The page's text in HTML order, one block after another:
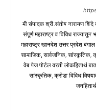
मी संपादक श्री.संतोष नारायण शिंदे
संपूर्ण महाराष्ट्र व विविध राज्यातून
महाराष्ट्र खानदेश उत्तर प्रदेश
सामाजिक, सार्वजनिक, सांस्कृतिक,
वेब पेज पोर्टल वरती लोकहितार्थ
सांस्कृतिक, क्रीडा विविध